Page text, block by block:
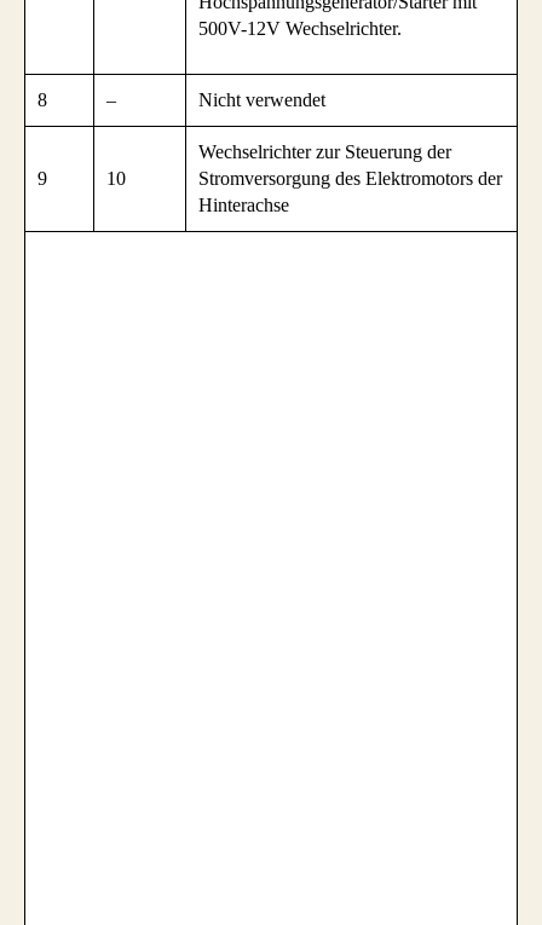
500V-12V Wechselrichter.
8 – Nicht verwendet
9 10
Wechselrichter zur Steuerung der
Stromversorgung des Elektromotors der
Hinterachse